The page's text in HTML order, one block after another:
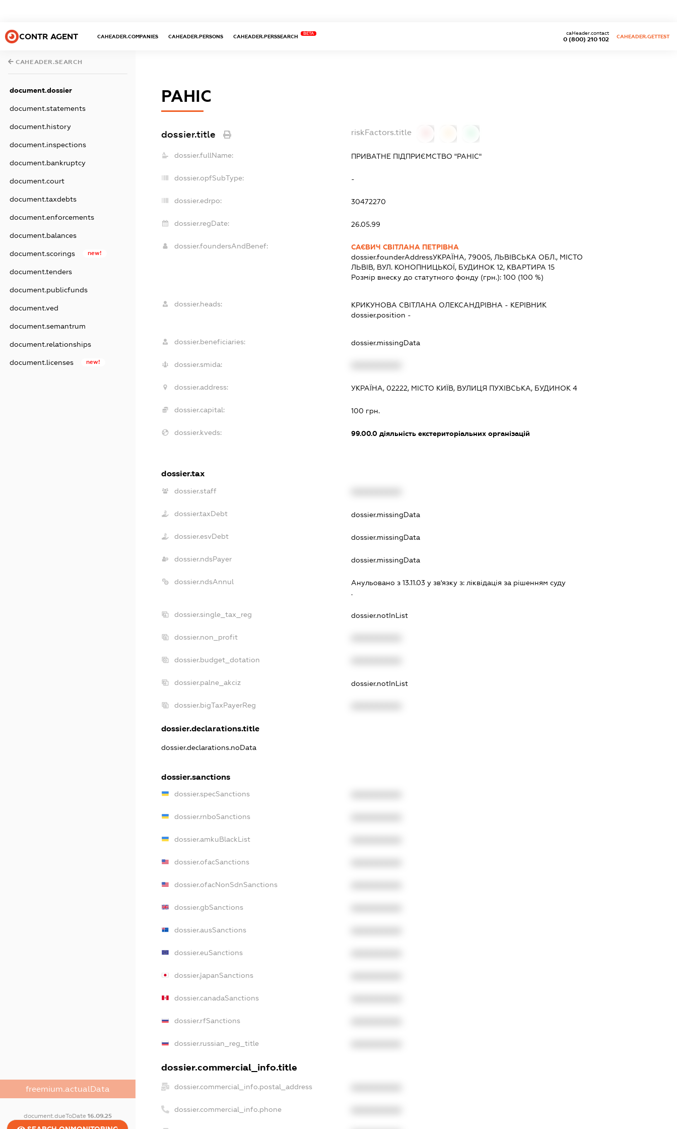
CONTR AGENT CAHEADER.COMPANIES CAHEADER.PERSONS CAHEADER.PERSSEARCH
BETA
0 (800) 210 102
caHeader.contact
CAHEADER.GETTEST
CAHEADER.SEARCH
document.dossier
document.statements
document.history
document.inspections
document.bankruptcy
document.court
document.taxdebts
document.enforcements
document.balances
document.scorings new!
document.tenders
document.publicfunds
document.ved
document.semantrum
document.relationships
document.licenses new!
freemium.actualData
document.dueToDate 16.09.25
РАНІС
dossier.title riskFactors.title
dossier.fullName: ПРИВАТНЕ ПІДПРИЄМСТВО "РАНІС"
dossier.opfSubType: -
dossier.edrpo: 30472270
dossier.regDate: 26.05.99
dossier.foundersAndBenef:
САЄВИЧ СВІТЛАНА ПЕТРІВНА
dossier.founderAddressУКРАЇНА, 79005, ЛЬВІВСЬКА ОБЛ., МІСТО
ЛЬВІВ, ВУЛ. КОНОПНИЦЬКОЇ, БУДИНОК 12, КВАРТИРА 15
Розмір внеску до статутного фонду (грн.):100 (100 %)
dossier.heads: КРИКУНОВА СВІТЛАНА ОЛЕКСАНДРІВНА - КЕРІВНИК
dossier.position -
dossier.beneficiaries: dossier.missingData
dossier.smida:
dossier.address: УКРАЇНА, 02222, МІСТО КИЇВ, ВУЛИЦЯ ПУХІВСЬКА, БУДИНОК 4
dossier.capital: 100 грн.
dossier.kveds: 99.00.0 діяльність екстериторіальних організацій
dossier.tax
dossier.staff
dossier.taxDebt dossier.missingData
dossier.esvDebt dossier.missingData
dossier.ndsPayer dossier.missingData
dossier.ndsAnnul Анульовано з 13.11.03 у зв'язку з: лiквiдацiя за рiшенням суду
.
dossier.single_tax_reg dossier.notInList
dossier.non_profit
dossier.budget_dotation
dossier.palne_akciz dossier.notInList
dossier.bigTaxPayerReg
dossier.declarations.title
dossier.declarations.noData
dossier.sanctions
dossier.specSanctions
dossier.rnboSanctions
dossier.amkuBlackList
dossier.ofacSanctions
dossier.ofacNonSdnSanctions
dossier.gbSanctions
dossier.ausSanctions
dossier.euSanctions
dossier.japanSanctions
dossier.canadaSanctions
dossier.rfSanctions
dossier.russian_reg_title
dossier.commercial_info.title
dossier.commercial_info.postal_address
dossier.commercial_info.phone